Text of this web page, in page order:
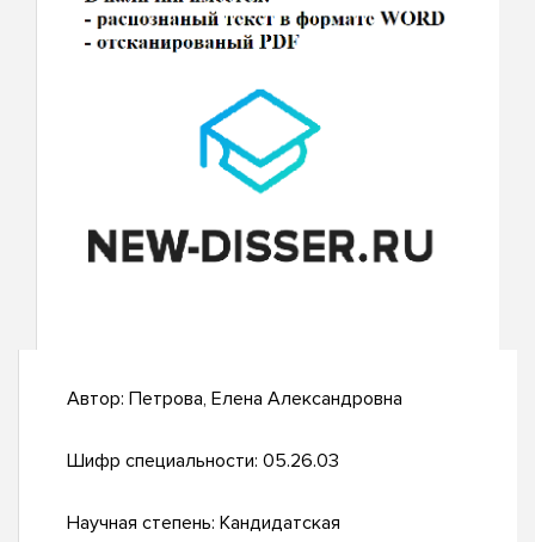
Автор: Петрова, Елена Александровна
Шифр специальности: 05.26.03
Научная степень: Кандидатская